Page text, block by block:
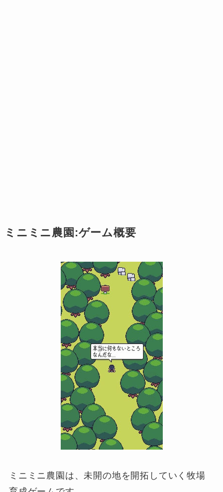
ミニミニ農園:ゲーム概要
ミニミニ農園は、未開の地を開拓していく牧場